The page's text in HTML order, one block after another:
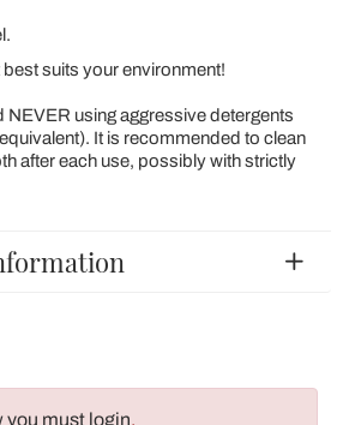
suits your environment!
NEVER using aggressive detergents
It is recommended to clean
after each use, possibly with strictly
you must login.